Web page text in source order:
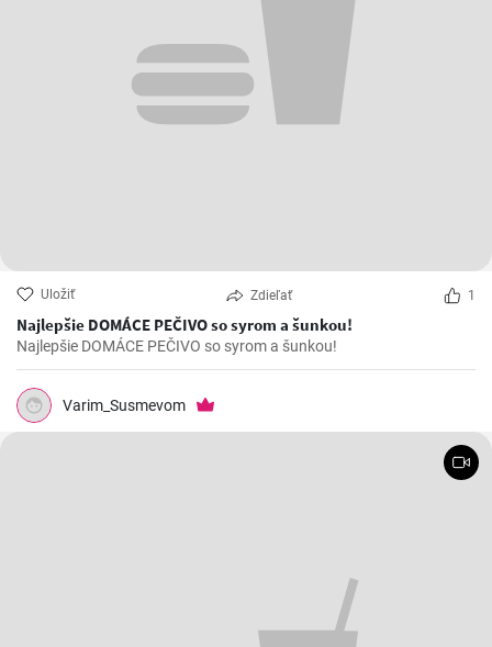
Uložiť Zdieľať 1
Najlepšie DOMÁCE PEČIVO so syrom a šunkou!
Najlepšie DOMÁCE PEČIVO so syrom a šunkou!
Varim_Susmevom